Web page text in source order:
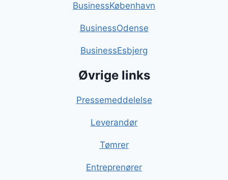
BusinessKøbenhavn
BusinessOdense
BusinessEsbjerg
Øvrige links
Pressemeddelelse
Leverandør
Tømrer
Entreprenører